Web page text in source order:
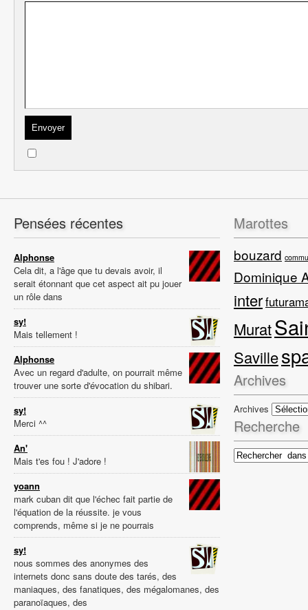
Pensées récentes
Alphonse
Cela dit, a l'âge que tu devais avoir, il
serait étonnant que cet aspect ait pu jouer
un rôle dans
sy!
Mais tellement !
Alphonse
Avec un regard d'adulte, on pourrait même
trouver une sorte d'évocation du shibari.
sy!
Merci ^^
An'
Mais t'es fou ! J'adore !
yoann
mark cuban dit que l'échec fait partie de
l'équation de la réussite. je vous
comprends, même si je ne pourrais
sy!
nous sommes des anonymes des
internets donc sans doute des tarés, des
maniaques, des fanatiques, des mégalomanes, des
paranoïaques, des
Marottes
bouzard
Dominique
inter
Murat
Saville
Archives
Archives
Recherche